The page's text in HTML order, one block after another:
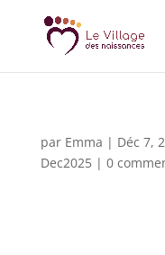
par Emma | Déc 7,
Dec2025| 0